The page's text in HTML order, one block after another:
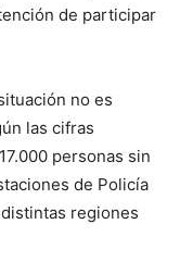
de participar
no es
las cifras
personas sin
de Policía
regiones